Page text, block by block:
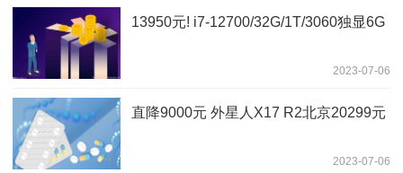
13950元! i7-12700/32G/1T/3060独显6G
2023-07-06
直降9000元 外星人X17 R2北京20299元
2023-07-06